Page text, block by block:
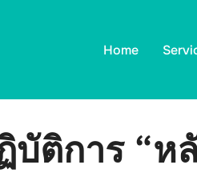
Home
บัติการ “ห